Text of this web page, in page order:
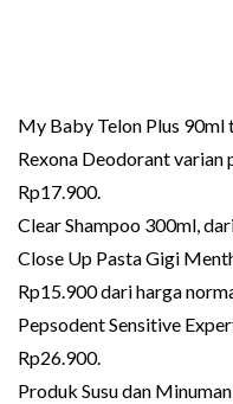
My Baby Telon Plus 90ml
Rexona Deodorant varian
Rp17.900.
Clear Shampoo 300ml,
Close Up Pasta Gigi
Rp15.900 dari harga
Pepsodent Sensitive
Rp26.900.
Produk Susu dan Minuman